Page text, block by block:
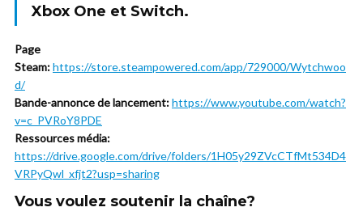
Xbox One et Switch.
Page
Steam:https://store.steampowered.com/app/729000/Wytchwoo
d/
Bande-annonce de lancement:https://www.youtube.com/watch?
v=c_PVRoY8PDE
Ressources média:
https://drive.google.com/drive/folders/1H05y29ZVcCTfMt534D4
VRPyQwl_xfjt2?usp=sharing
Vous voulez soutenir la chaîne?